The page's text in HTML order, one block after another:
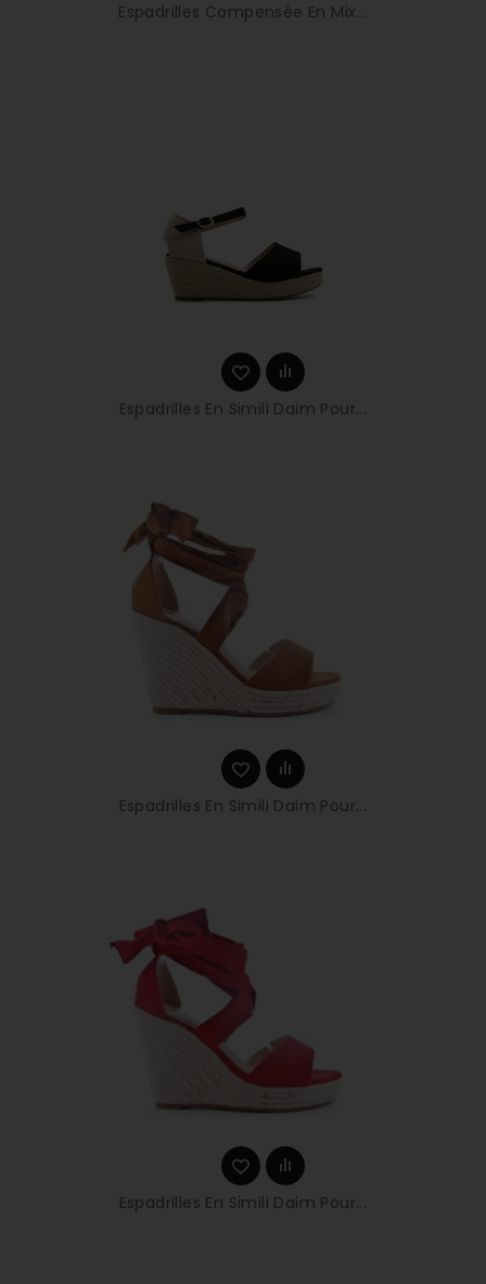
Espadrilles Compensée En Mix...
Espadrilles En Simili Daim Pour...
Espadrilles En Simili Daim Pour...
Espadrilles En Simili Daim Pour...